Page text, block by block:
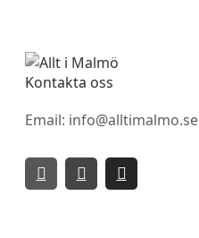
Kontakta oss
Email: info@alltimalmo.se